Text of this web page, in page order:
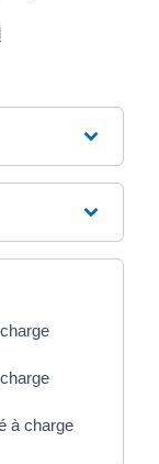
à charge